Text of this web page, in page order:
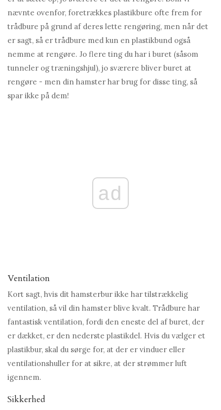
nævnte ovenfor, foretrækkes plastikbure ofte frem for
trådbure på grund af deres lette rengøring, men når det
er sagt, så er trådbure med kun en plastikbund også
nemme at rengøre. Jo flere ting du har i buret (såsom
tunneler og træningshjul), jo sværere bliver buret at
rengøre - men din hamster har brug for disse ting, så
spar ikke på dem!
ad
Ventilation
Kort sagt, hvis dit hamsterbur ikke har tilstrækkelig
ventilation, så vil din hamster blive kvalt. Trådbure har
fantastisk ventilation, fordi den eneste del af buret, der
er dækket, er den nederste plastikdel. Hvis du vælger et
plastikbur, skal du sørge for, at der er vinduer eller
ventilationshuller for at sikre, at der strømmer luft
igennem.
Sikkerhed